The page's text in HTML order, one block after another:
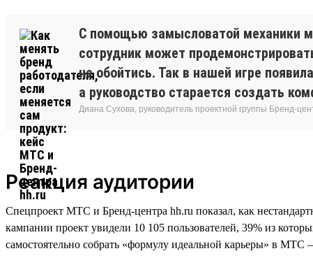
С помощью замысловатой механики
сотрудник может
не обойтись. Так в нашей игре
а руководство старается создать
Диана Сухова, руководитель проектной группы Бренд-
Реакция аудитории
Спецпроект МТС и Бренд-центра hh.ru показал, как
кампании проект увидели 10 105 пользователей, 39% из
самостоятельно собрать «формулу идеальной карьеры» в